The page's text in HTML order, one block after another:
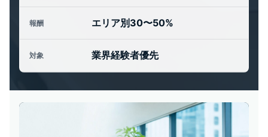
報酬 エリア別30〜50%
対象 業界経験者優先